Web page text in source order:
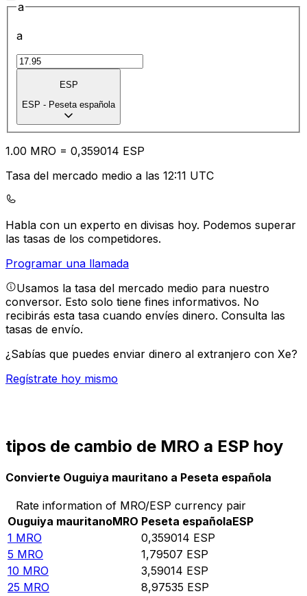
a
a
ESP
ESP - Peseta española
1.00 MRO = 0,359014 ESP
Tasa del mercado medio a las 12:11 UTC
Habla con un experto en divisas hoy. Podemos superar
las tasas de los competidores.
Programar una llamada
Usamos la tasa del mercado medio para nuestro
conversor. Esto solo tiene fines informativos. No
recibirás esta tasa cuando envíes dinero. Consulta las
tasas de envío.
¿Sabías que puedes enviar dinero al extranjero con Xe?
Regístrate hoy mismo
tipos de cambio de MRO a ESP hoy
Convierte Ouguiya mauritano a Peseta española
Rate information of MRO/ESP currency pair
Ouguiya mauritanoMRO Peseta españolaESP
1 MRO 0,359014 ESP
5 MRO 1,79507 ESP
10 MRO 3,59014 ESP
25 MRO 8,97535 ESP